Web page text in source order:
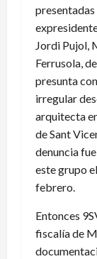
Jordi Pujol,
Ferrusola,
presunta
irregular
arquitecta
de Sant
denuncia
este grupo
febrero.
Entonces
fiscalía de